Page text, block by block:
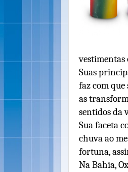
vestimentas
Suas
faz com
as
sentidos da
Sua faceta
chuva ao
fortuna,
Na Bahia,